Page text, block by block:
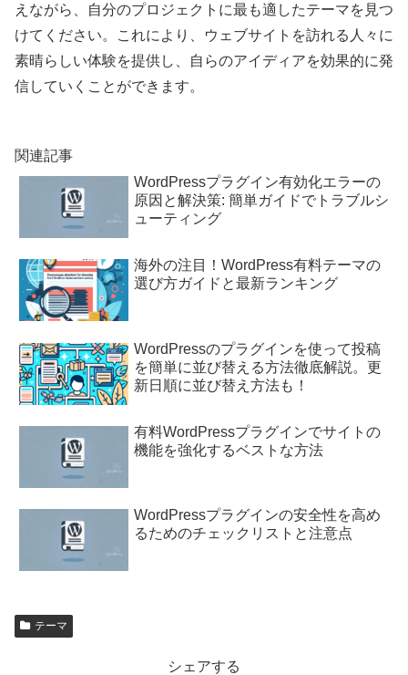
えながら、自分のプロジェクトに最も適したテーマを見つ
けてください。これにより、ウェブサイトを訪れる人々に
素晴らしい体験を提供し、自らのアイディアを効果的に発
信していくことができます。
関連記事
WordPressプラグイン有効化エラーの
原因と解決策: 簡単ガイドでトラブルシ
ューティング
海外の注目！WordPress有料テーマの
選び方ガイドと最新ランキング
WordPressのプラグインを使って投稿
を簡単に並び替える方法徹底解説。更
新日順に並び替え方法も！
有料WordPressプラグインでサイトの
機能を強化するベストな方法
WordPressプラグインの安全性を高め
るためのチェックリストと注意点
テーマ
シェアする